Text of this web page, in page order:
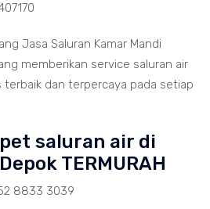
Jasa Saluran Kamar Mandi
memberikan service saluran air
dan terpercaya pada setiap
saluran air di
TERMURAH
8833 3039